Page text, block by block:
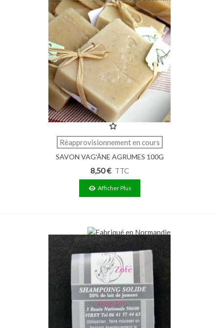
Réapprovisionnement en cours
SAVON VAG'ÂNE AGRUMES 100G
8,50 € TTC
Afficher Plus